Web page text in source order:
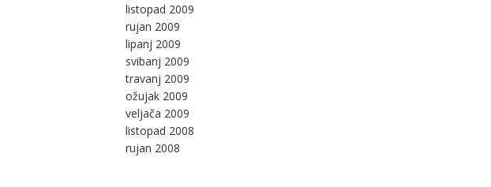
listopad 2009
rujan 2009
lipanj 2009
svibanj 2009
travanj 2009
ožujak 2009
veljača 2009
listopad 2008
rujan 2008